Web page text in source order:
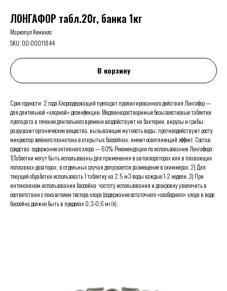
ЛОНГАФОР табл.20г, банка 1кг
Маркопул Кемиклс
SKU: 00-00011844
В корзину
Срок годности: 2 года Хлорсодержащий препарат пролонгированного действия Лонгафор —
для длительной «хлорной» дезинфекции. Медленнорастворимые безызвестковые таблетки
препарата в течение длительного времени воздействуют на бактерии, вирусы и грибы;
разрушают органические вещества, вызывающие мутность воды; противодействуют росту
микроспор зелёного планктона в открытых бассейнах; имеют осветляющий эффект. Состав
средства: содержание активного хлора — 60%. Рекомендации по использованию Лонгафора:
1)Таблетки могут быть использованы для применения в автохлораторах или в плавающих
поплавках-дозаторах, в отдельных случая допускается размещение в скиммерах. 2) Для
текущей обработки использовать 1 таблетку на 2,5 м3 воды каждые 1-2 недели. 3) При
интенсивном использовании бассейна: частоту использования и дозировку увеличить в
соответствии с показателем тестера хлора (содержание остаточного «свободного» хлора в воде
бассейна должно быть в пределах 0,3-0,6 мг/л).